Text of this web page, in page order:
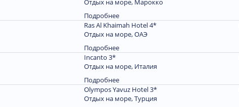
Отдых на море, Марокко
Подробнее
Ras Al Khaimah Hotel 4*
Отдых на море, ОАЭ
Подробнее
Incanto 3*
Отдых на море, Италия
Подробнее
Olympos Yavuz Hotel 3*
Отдых на море, Турция